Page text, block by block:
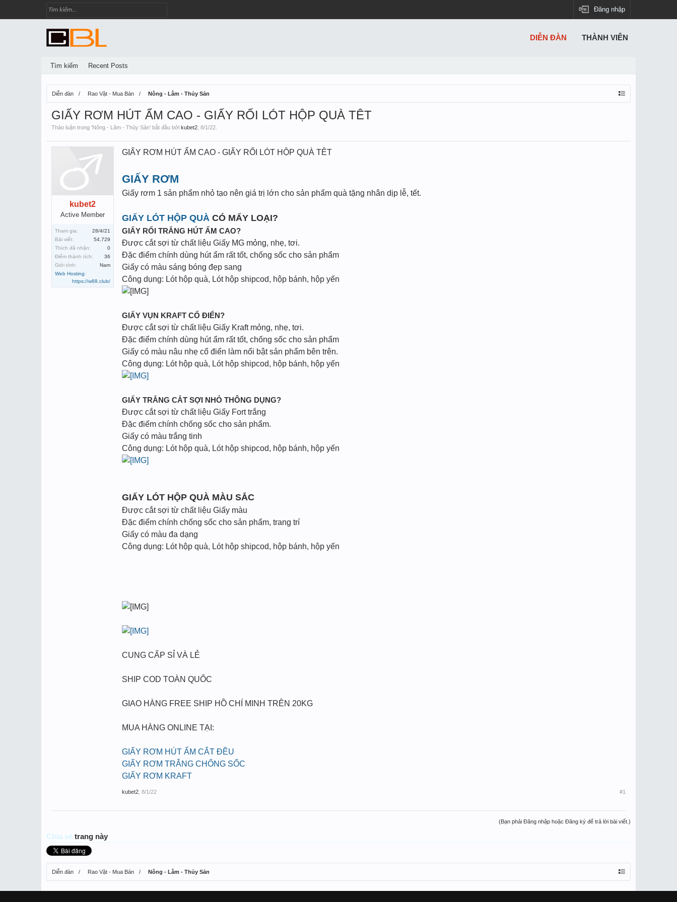
Đăng nhập
Diễn đàn Rao Vặt - Mua Bán Nông - Lâm - Thủy Sản
GIẤY RƠM HÚT ẨM CAO - GIẤY RỐI LÓT HỘP QUÀ TÊT
Thảo luận trong 'Nông - Lâm - Thủy Sản' bắt đầu bởi kubet2 8/1/22
kubet2
Active Member
Tham gia:
28/4/21
Bài viết:
54,729
Thích đã nhận:
0
Điểm thành tích:
36
Giới tính:
Nam
Web Hosting:
https://w88.club/
GIẤY RƠM HÚT ẨM CAO - GIẤY RỐI LÓT HỘP QUÀ TÊT
GIẤY RƠM
Giấy rơm 1 sản phẩm nhỏ tạo nên giá trị lớn cho sản phẩm quà tặng nhân dịp lễ, tết.
GIẤY LÓT HỘP QUÀ CÓ MẤY LOẠI?
GIẤY RỐI TRẮNG HÚT ẨM CAO?
Được cắt sợi từ chất liệu Giấy MG mỏng, nhẹ, tơi.
Đặc điểm chính dùng hút ẩm rất tốt, chống sốc cho sản phẩm
Giấy có màu sáng bóng đẹp sang
Công dụng: Lót hộp quà, Lót hộp shipcod, hộp bánh, hộp yến
GIẤY VỤN KRAFT CỔ ĐIỂN?
Được cắt sợi từ chất liệu Giấy Kraft mỏng, nhẹ, tơi.
Đặc điểm chính dùng hút ẩm rất tốt, chống sốc cho sản phẩm
Giấy có màu nâu nhẹ cổ điển làm nổi bật sản phẩm bên trên.
Công dụng: Lót hộp quà, Lót hộp shipcod, hộp bánh, hộp yến
GIẤY TRẮNG CẮT SỢI NHỎ THÔNG DỤNG?
Được cắt sợi từ chất liệu Giấy Fort trắng
Đặc điểm chính chống sốc cho sản phẩm.
Giấy có màu trắng tinh
Công dụng: Lót hộp quà, Lót hộp shipcod, hộp bánh, hộp yến
GIẤY LÓT HỘP QUÀ MÀU SẮC
Được cắt sợi từ chất liệu Giấy màu
Đặc điểm chính chống sốc cho sản phẩm, trang trí
Giấy có màu đa dạng
Công dụng: Lót hộp quà, Lót hộp shipcod, hộp bánh, hộp yến
CUNG CẤP SỈ VÀ LẺ
SHIP COD TOÀN QUỐC
GIAO HÀNG FREE SHIP HỒ CHÍ MINH TRÊN 20KG
MUA HÀNG ONLINE TẠI:
GIẤY RƠM HÚT ẨM CẮT ĐỀU
GIẤY RƠM TRẮNG CHỐNG SỐC
GIẤY RƠM KRAFT
kubet2 8/1/22 #1
(Bạn phải Đăng nhập hoặc Đăng ký để trả lời bài viết.)
Chia sẻ trang này
Diễn đàn Rao Vặt - Mua Bán Nông - Lâm - Thủy Sản
DIỄN ĐÀN
Tìm kiếm Recent Posts
THÀNH VIÊN